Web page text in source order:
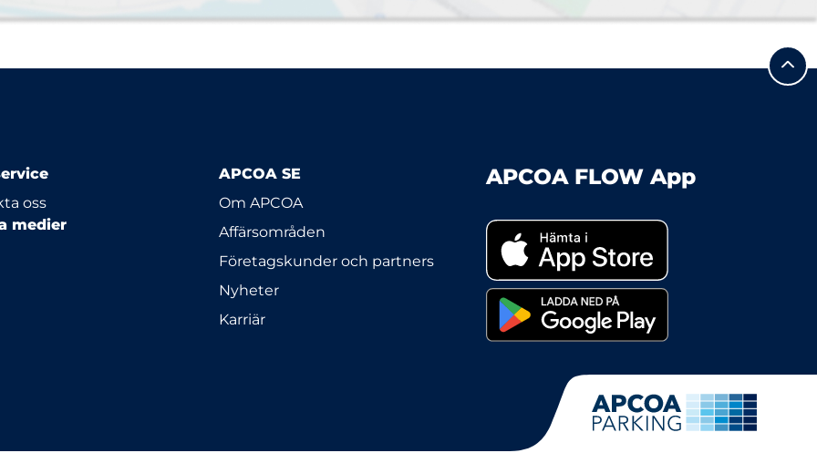
oss
medier
APCOA SE
Om APCOA
Affärsområden
Företagskunder och partners
Nyheter
Karriär
APCOA FLOW App